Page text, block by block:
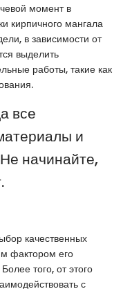
момент в
кирпичного мангала
в зависимости от
выделить
работы, такие как
все
и
начинайте,
качественных
фактором его
того, от этого
с